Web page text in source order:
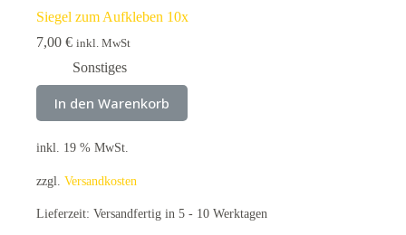
Siegel zum Aufkleben 10x
7,00 € inkl. MwSt
Sonstiges
In den Warenkorb
inkl. 19 % MwSt.
zzgl. Versandkosten
Lieferzeit: Versandfertig in 5 - 10 Werktagen